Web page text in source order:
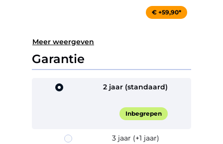
€ +59,90*
Meer weergeven
Garantie
2 jaar (standaard)
Inbegrepen
3 jaar (+1 jaar)